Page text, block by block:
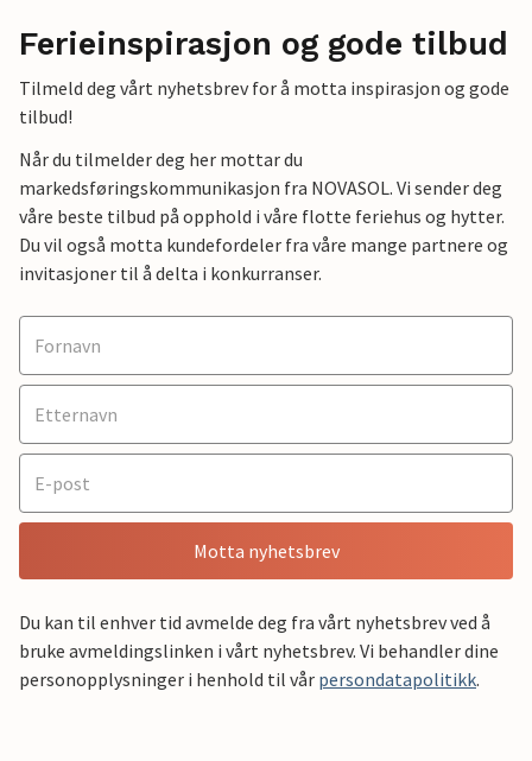
Ferieinspirasjon og gode tilbud
Tilmeld deg vårt nyhetsbrev for å motta inspirasjon og gode
tilbud!
Når du tilmelder deg her mottar du
markedsføringskommunikasjon fra NOVASOL. Vi sender deg
våre beste tilbud på opphold i våre flotte feriehus og hytter.
Du vil også motta kundefordeler fra våre mange partnere og
invitasjoner til å delta i konkurranser.
Motta nyhetsbrev
Du kan til enhver tid avmelde deg fra vårt nyhetsbrev ved å
bruke avmeldingslinken i vårt nyhetsbrev. Vi behandler dine
personopplysninger i henhold til vår persondatapolitikk.